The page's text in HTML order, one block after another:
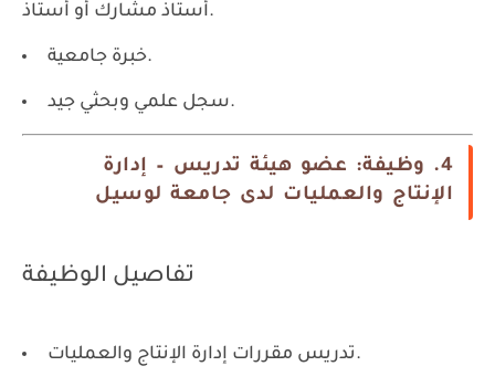
أستاذ مشارك أو أستاذ.
خبرة جامعية.
سجل علمي وبحثي جيد.
4. وظيفة: عضو هيئة تدريس – إدارة
الإنتاج والعمليات لدى جامعة لوسيل
تفاصيل الوظيفة
تدريس مقررات إدارة الإنتاج والعمليات.